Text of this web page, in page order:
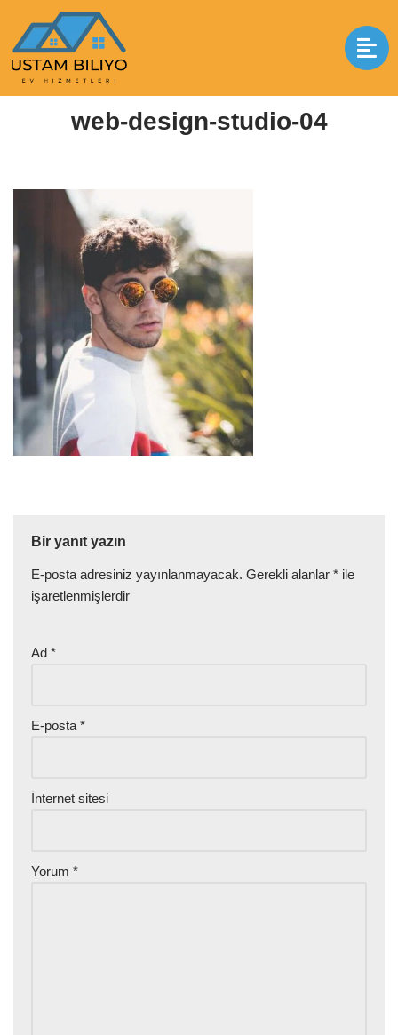
İçeriğe
geç
Anasayfa| web-design-studio-04 web-design-studio-04
web-design-studio-04
Bir yanıt yazın
E-posta adresiniz yayınlanmayacak. Gerekli alanlar * ile
işaretlenmişlerdir
Ad *
E-posta *
İnternet sitesi
Yorum *